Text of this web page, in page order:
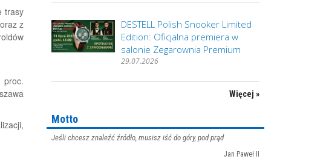
trasy
z
DESTELL Polish Snooker Limited
Edition: Oficjalna premiera w
salonie Zegarownia Premium
29.07.2026
Więcej »
Motto
Jeśli chcesz znaleźć źródło, musisz iść do góry, pod prąd
Jan Paweł II